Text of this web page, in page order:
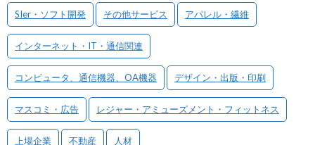
SIer・ソフト開発 その他サービス アパレル・繊維
インターネット・IT・通信関連
コンピュータ、通信機器、OA機器 デザイン・出版・印刷
マスコミ・広告 レジャー・アミューズメント・フィットネス
上場企業 不動産 人材